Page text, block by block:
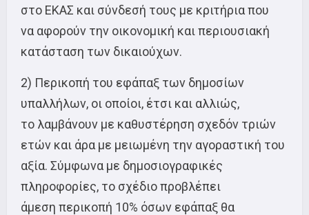
στο ΕΚΑΣ και σύνδεσή τους με κριτήρια που
να αφορούν την οικονομική και περιουσιακή
κατάσταση των δικαιούχων.
2) Περικοπή του εφάπαξ των δημοσίων
υπαλλήλων, οι οποίοι, έτσι και αλλιώς,
το λαμβάνουν με καθυστέρηση σχεδόν τριών
ετών και άρα με μειωμένη την αγοραστική του
αξία. Σύμφωνα με δημοσιογραφικές
πληροφορίες, το σχέδιο προβλέπει
άμεση περικοπή 10% όσων εφάπαξ θα